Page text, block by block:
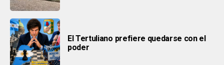
El Tertuliano prefiere quedarse con el
poder